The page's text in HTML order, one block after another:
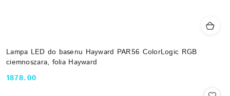
Lampa LED do basenu Hayward PAR56 ColorLogic RGB
ciemnoszara, folia Hayward
Cena:
1878.00